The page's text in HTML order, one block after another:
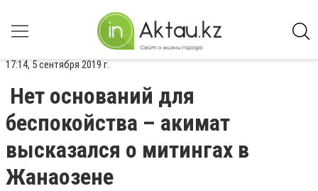
17:14, 5 сентября 2019 г.
Нет оснований для
беспокойства – акимат
высказался о митингах в
Жанаозене